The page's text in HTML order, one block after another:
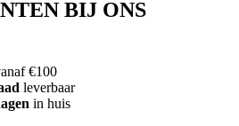
BIJ ONS
€100
leverbaar
in huis